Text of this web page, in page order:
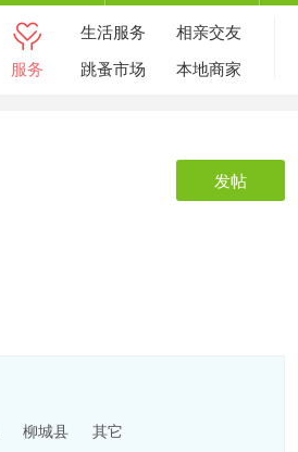
服务
生活服务
相亲交友
跳蚤市场
本地商家
发帖
柳城县
其它